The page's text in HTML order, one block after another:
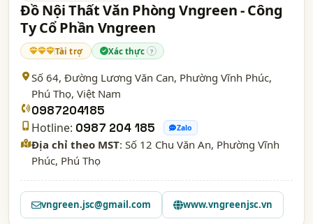
Đồ Nội Thất Văn Phòng Vngreen - Công
Ty Cổ Phần Vngreen
Tài trợ Xác thực ?
Số 64, Đường Lương Văn Can, Phường Vĩnh Phúc,
Phú Thọ, Việt Nam
0987204185
Hotline: 0987 204 185 Zalo
Địa chỉ theo MST: Số 12 Chu Văn An, Phường Vĩnh
Phúc, Phú Thọ
vngreen.jsc@gmail.com www.vngreenjsc.vn